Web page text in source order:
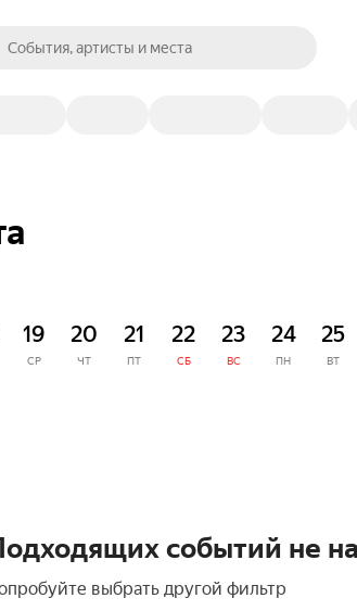
События, артисты и места
19
СР
20
ЧТ
21
ПТ
22
СБ
23
ВС
24
ПН
25
ВТ
событий не
выбрать другой фильтр